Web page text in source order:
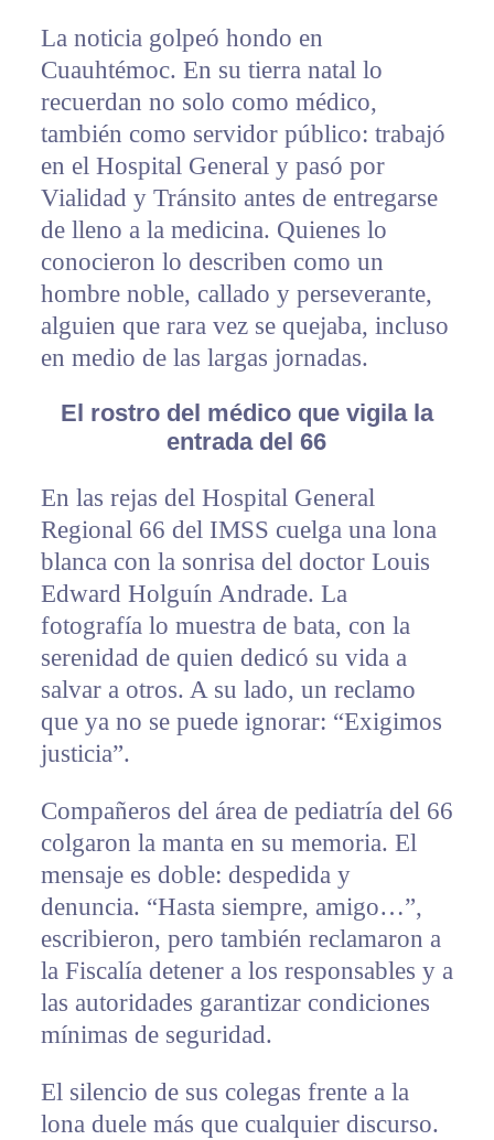
La noticia golpeó hondo en
Cuauhtémoc. En su tierra natal lo
recuerdan no solo como médico,
también como servidor público: trabajó
en el Hospital General y pasó por
Vialidad y Tránsito antes de entregarse
de lleno a la medicina. Quienes lo
conocieron lo describen como un
hombre noble, callado y perseverante,
alguien que rara vez se quejaba, incluso
en medio de las largas jornadas.
El rostro del médico que vigila la
entrada del 66
En las rejas del Hospital General
Regional 66 del IMSS cuelga una lona
blanca con la sonrisa del doctor Louis
Edward Holguín Andrade. La
fotografía lo muestra de bata, con la
serenidad de quien dedicó su vida a
salvar a otros. A su lado, un reclamo
que ya no se puede ignorar: “Exigimos
justicia”.
Compañeros del área de pediatría del 66
colgaron la manta en su memoria. El
mensaje es doble: despedida y
denuncia. “Hasta siempre, amigo…”,
escribieron, pero también reclamaron a
la Fiscalía detener a los responsables y a
las autoridades garantizar condiciones
mínimas de seguridad.
El silencio de sus colegas frente a la
lona duele más que cualquier discurso.